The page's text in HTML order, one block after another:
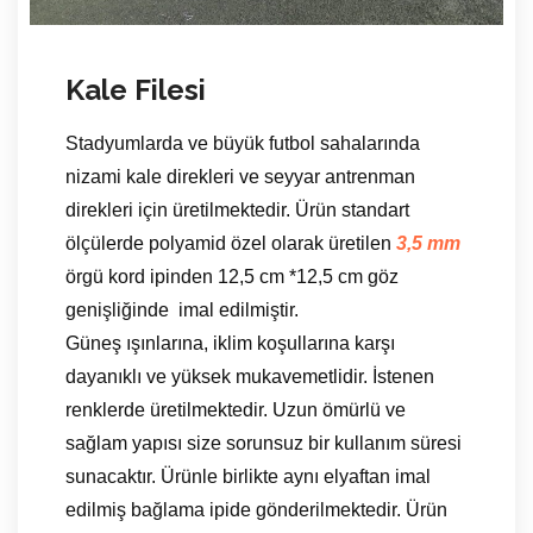
Kale Filesi
Stadyumlarda ve büyük futbol sahalarında
nizami kale direkleri ve seyyar antrenman
direkleri için üretilmektedir. Ürün standart
ölçülerde polyamid özel olarak üretilen 3,5 mm
örgü kord ipinden 12,5 cm *12,5 cm göz
genişliğinde imal edilmiştir.
Güneş ışınlarına, iklim koşullarına karşı
dayanıklı ve yüksek mukavemetlidir. İstenen
renklerde üretilmektedir. Uzun ömürlü ve
sağlam yapısı size sorunsuz bir kullanım süresi
sunacaktır. Ürünle birlikte aynı elyaftan imal
edilmiş bağlama ipide gönderilmektedir. Ürün